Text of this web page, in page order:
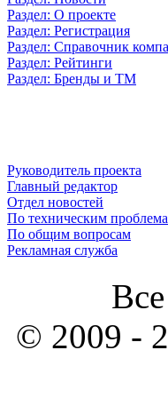
Раздел: О проекте
Раздел: Регистрация
Раздел: Справочник
Раздел: Рейтинги
Раздел: Бренды и ТМ
Руководитель проекта
Главный редактор
Отдел новостей
По техническим
По общим вопросам
Рекламная служба
© 2009 -